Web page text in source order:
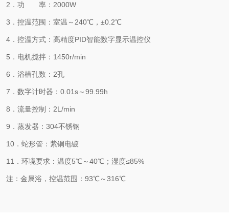
2．功 率：2000W
3．控温范围：室温～240℃，±0.2℃
4．控温方式：高精度PID智能数字显示温控仪
5．电机搅拌：1450r/min
6．浴槽孔数：2孔
7．数字计时器：0.01s～99.99h
8．流量控制：2L/min
9．蒸发器：304不锈钢
10．蛇形管：紫铜电镀
11．环境要求：温度5℃～40℃；湿度≤85%
注：金属浴，控温范围： 93℃～316℃